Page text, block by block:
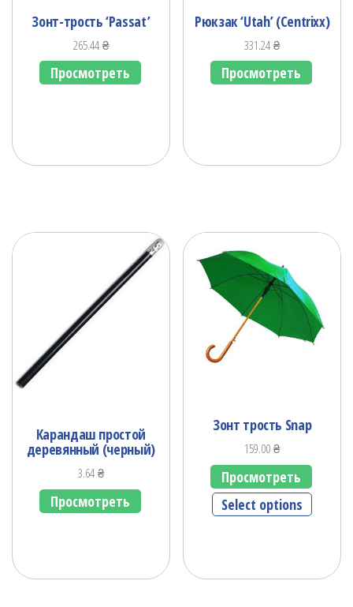
Зонт-трость ‘Passat’
265.44₴
Просмотреть
Рюкзак ‘Utah’ (Centrixx)
331.24₴
Просмотреть
Карандаш простой
деревянный (черный)
3.64₴
Просмотреть
Зонт трость Snap
159.00₴
Просмотреть
Select options